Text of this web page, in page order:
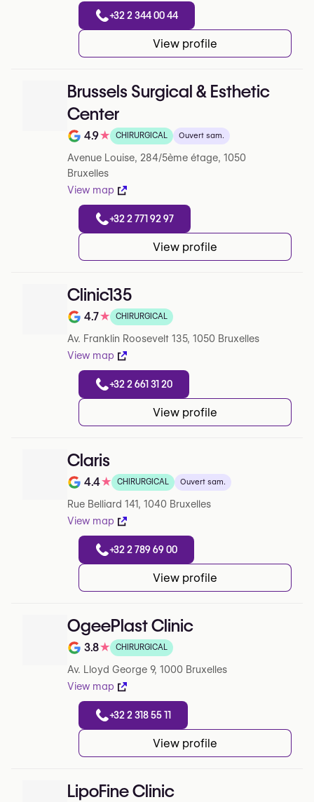
+32 2 344 00 44
View profile
Brussels Surgical & Esthetic
Center
Note de 4.9 sur 5 sur Google
4.9★ CHIRURGICAL Ouvert sam.
Avenue Louise, 284/5ème étage, 1050
Bruxelles
View map
+32 2 771 92 97
View profile
Clinic135
Note de 4.7 sur 5 sur Google
4.7★ CHIRURGICAL
Av. Franklin Roosevelt 135, 1050 Bruxelles
View map
+32 2 661 31 20
View profile
Claris
Note de 4.4 sur 5 sur Google
4.4★ CHIRURGICAL Ouvert sam.
Rue Belliard 141, 1040 Bruxelles
View map
+32 2 789 69 00
View profile
OgeePlast Clinic
Note de 3.8 sur 5 sur Google
3.8★ CHIRURGICAL
Av. Lloyd George 9, 1000 Bruxelles
View map
+32 2 318 55 11
View profile
LipoFine Clinic